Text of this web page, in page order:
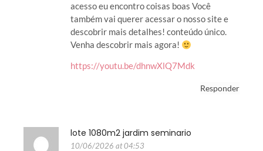
acesso eu encontro coisas boas Você
também vai querer acessar o nosso site e
descobrir mais detalhes! conteúdo único.
Venha descobrir mais agora!
https://youtu.be/dhnwXlQ7Mdk
Responder
lote 1080m2 jardim seminario
10/06/2026 at 04:53